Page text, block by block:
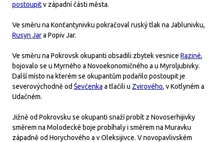
postoupitv západní části města.
Ve směru na Konťantynivku pokračoval ruský tlak na Jablunivku,
Rusyn Jara Popiv Jar.
Ve směru na Pokrovsk okupanti obsadili zbytek vesnice Raziné,
bojovalo se u Myrného a Novoekonomičného a u Myroljubivky.
Další místo na kterém se okupantům podařilo postoupit je
severovýchodně od Ševčenka a tlačili u Zvirového, v Kotlyném a
Udačném.
Jižně od Pokrovsku se okupanti snaží probít z Novoserhijivky
směrem na Molodecké boje probíhaly i směrem na Muravku
západně od Horychového a v Oleksijivce. V novopavlivském